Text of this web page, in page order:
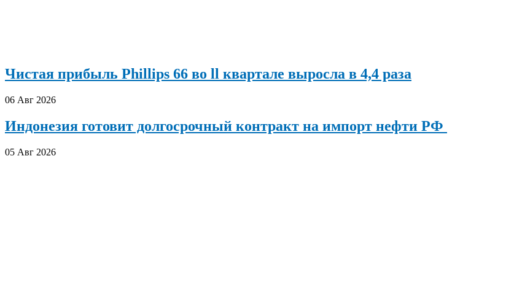
Чистая прибыль Phillips 66 во ll квартале выросла в 4,4 раза
06 Авг 2026
Индонезия готовит долгосрочный контракт на импорт нефти РФ
05 Авг 2026